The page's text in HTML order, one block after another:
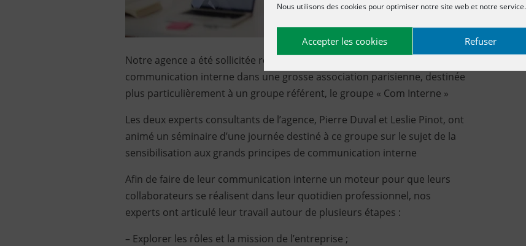
Nous utilisons des cookies pour optimiser notre site web et notre service.
Accepter les cookies Refuser
Notre agence a été sollicitée récemment pour une prestation de
communication interne dans une grosse association parisienne, destinée
plus particulièrement à un groupe référent, le groupe « Com Interne »
Les deux experts consultants de l’agence, Pierre Duval et Leslie Pinot, ont
animé un séminaire d’une journée destiné à ce groupe sur le sujet de la
sensibilisation aux grands principes de communication interne
Afin de faire de leur communication interne un moteur pour que leurs
collaborateurs se réalisent dans leur quotidien professionnel, nos
experts ont articulé leur travail autour de plusieurs étapes :
– Explorer les rôles et la mission de l’entreprise ;